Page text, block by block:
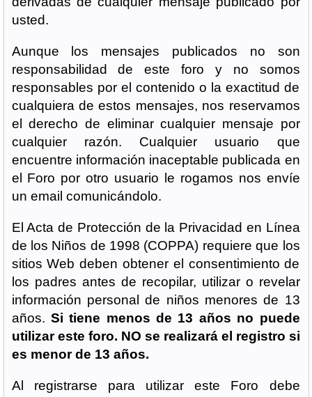
usted.
Aunque los mensajes publicados no son
responsabilidad de este foro y no somos
responsables por el contenido o la exactitud de
cualquiera de estos mensajes, nos reservamos
el derecho de eliminar cualquier mensaje por
cualquier razón. Cualquier usuario que
encuentre información inaceptable publicada en
el Foro por otro usuario le rogamos nos envíe
un email comunicándolo.
El Acta de Protección de la Privacidad en Línea
de los Niños de 1998 (COPPA) requiere que los
sitios Web deben obtener el consentimiento de
los padres antes de recopilar, utilizar o revelar
información personal de niños menores de 13
años. Si tiene menos de 13 años no puede
utilizar este foro. NO se realizará el registro si
es menor de 13 años.
Al registrarse para utilizar este Foro debe